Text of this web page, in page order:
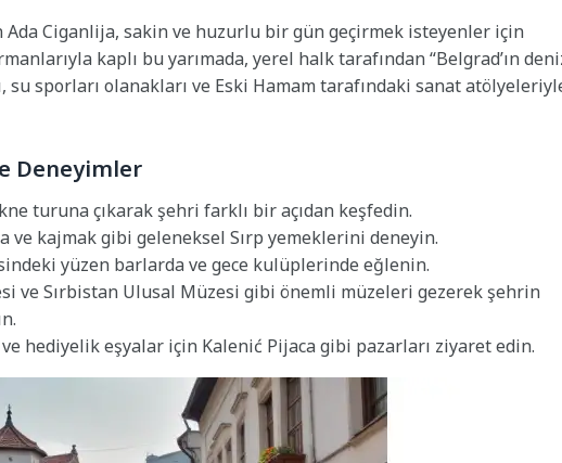
Ciganlija, sakin ve huzurlu bir gün geçirmek isteyenler için
kaplı bu yarımada, yerel halk tarafından “Belgrad’ın
su sporları olanakları ve Eski Hamam tarafındaki sanat
Deneyimler
turuna çıkarak şehri farklı bir açıdan keşfedin.
ve kajmak gibi geleneksel Sırp yemeklerini deneyin.
yüzen barlarda ve gece kulüplerinde eğlenin.
ve Sırbistan Ulusal Müzesi gibi önemli müzeleri gezerek şehrin
hediyelik eşyalar için Kalenić Pijaca gibi pazarları ziyaret edin.